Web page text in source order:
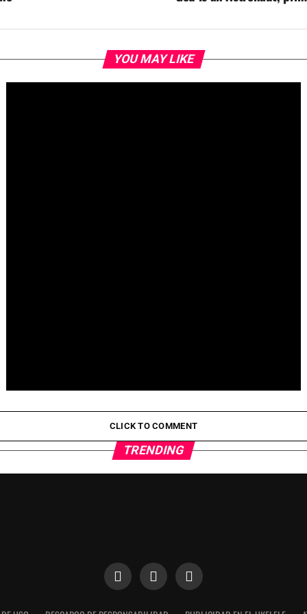
YOU MAY LIKE
Pepeto Preventa: ¿Por Qué Está Ganando Popularidad?
CLICK TO COMMENT
TRENDING